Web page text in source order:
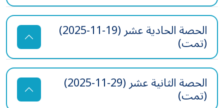
الحصة الحادية عشر (19-11-2025)
(تمت)
الحصة الثانية عشر (29-11-2025)
(تمت)